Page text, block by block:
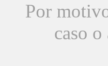
Por
caso